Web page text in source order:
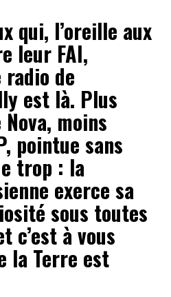
qui, l’oreille aux
leur FAI,
de
est là. Plus
moins
pointue sans
trop : la
exerce sa
sous toutes
c’est à vous
la Terre est